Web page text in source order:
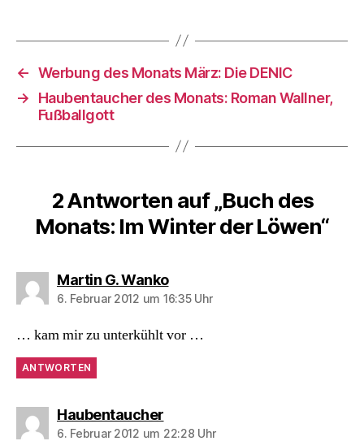
← Werbung des Monats März: Die DENIC
→
Haubentaucher des Monats: Roman Wallner,
Fußballgott
2 Antworten auf „Buch des
Monats: Im Winter der Löwen“
Martin G. Wankosagt:
6. Februar 2012 um 16:35 Uhr
… kam mir zu unterkühlt vor …
ANTWORTEN
Haubentauchersagt:
6. Februar 2012 um 22:28 Uhr